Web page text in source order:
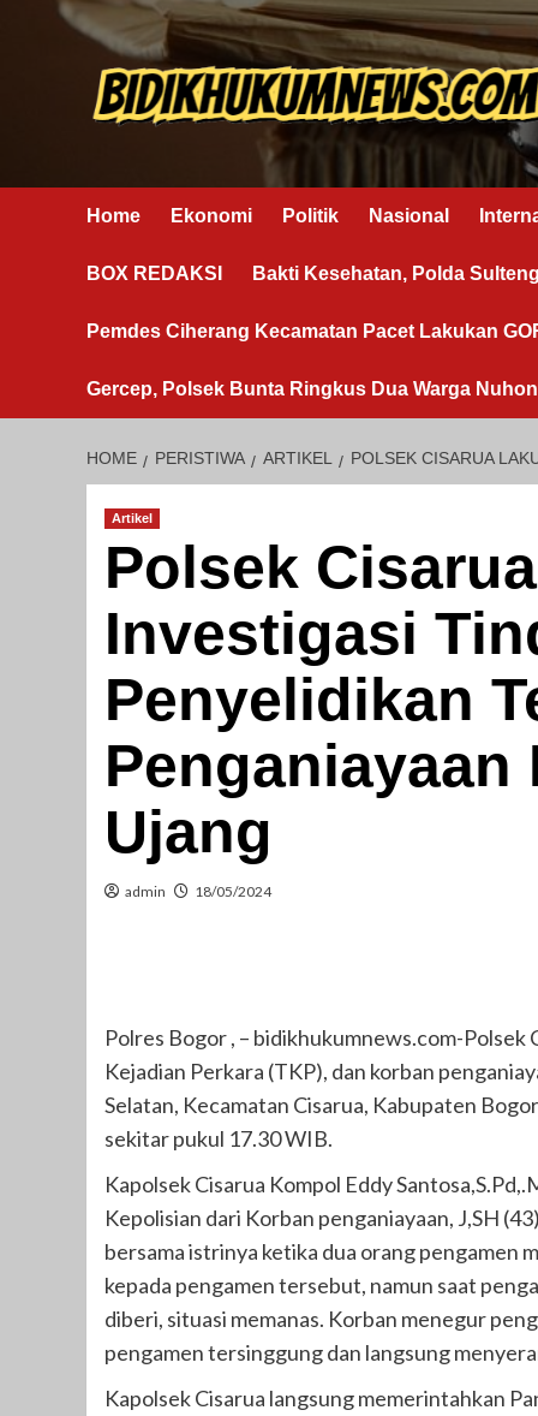
Home Ekonomi Politik Nasional
BOX REDAKSI Bakti Kesehatan, Polda
Pemdes Ciherang Kecamatan Pacet Lakukan
Gercep, Polsek Bunta Ringkus Dua Warga
HOME PERISTIWA ARTIKEL POLSEK CISARUA
Artikel
Polsek
Investigasi
Penyelidikan
Penganiayaan
Ujang
admin 18/05/2024
Polres Bogor , – bidikhukumnews.com-
Kejadian Perkara (TKP), dan korban
Selatan, Kecamatan Cisarua, Kabupaten
sekitar pukul 17.30 WIB.
Kapolsek Cisarua Kompol Eddy
Kepolisian dari Korban penganiayaan, J,SH
bersama istrinya ketika dua orang pengamen
kepada pengamen tersebut, namun saat
diberi, situasi memanas. Korban menegur
pengamen tersinggung dan langsung
Kapolsek Cisarua langsung memerintahkan